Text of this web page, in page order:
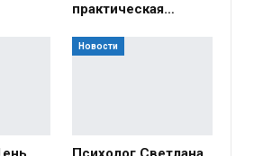
практическая…
Новости